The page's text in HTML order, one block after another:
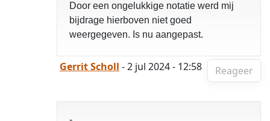
Door een ongelukkige notatie werd mij
bijdrage hierboven niet goed
weergegeven. Is nu aangepast.
Reageer
Gerrit Scholl - 2 jul 2024 - 12:58